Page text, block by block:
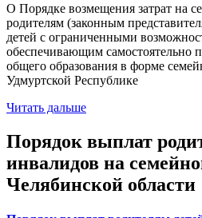
О Порядке возмещения затрат на
родителям (законным
детей с ограниченными
обеспечивающим самостоятельно
общего образования в форме
Удмуртской Республике
Читать дальше
Порядок выплат
инвалидов на
Челябинской области